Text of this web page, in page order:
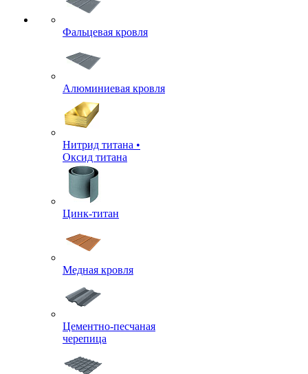
Фальцевая кровля
Алюминиевая кровля
Нитрид титана •
Оксид титана
Цинк-титан
Медная кровля
Цементно-песчаная
черепица